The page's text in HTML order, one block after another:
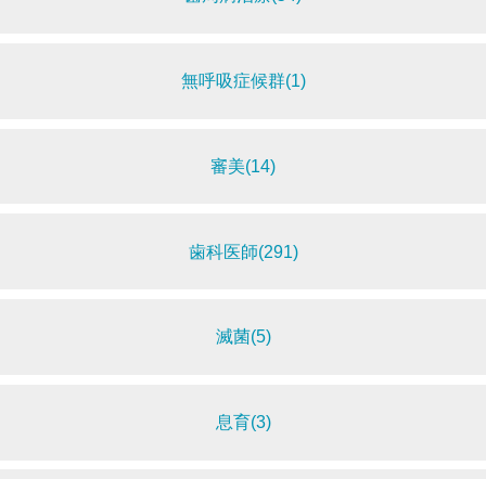
無呼吸症候群(1)
審美(14)
歯科医師(291)
滅菌(5)
息育(3)